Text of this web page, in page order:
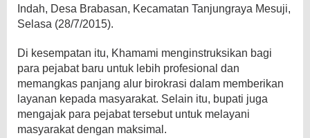
Indah, Desa Brabasan, Kecamatan Tanjungraya Mesuji,
Selasa (28/7/2015).
Di kesempatan itu, Khamami menginstruksikan bagi
para pejabat baru untuk lebih profesional dan
memangkas panjang alur birokrasi dalam memberikan
layanan kepada masyarakat. Selain itu, bupati juga
mengajak para pejabat tersebut untuk melayani
masyarakat dengan maksimal.